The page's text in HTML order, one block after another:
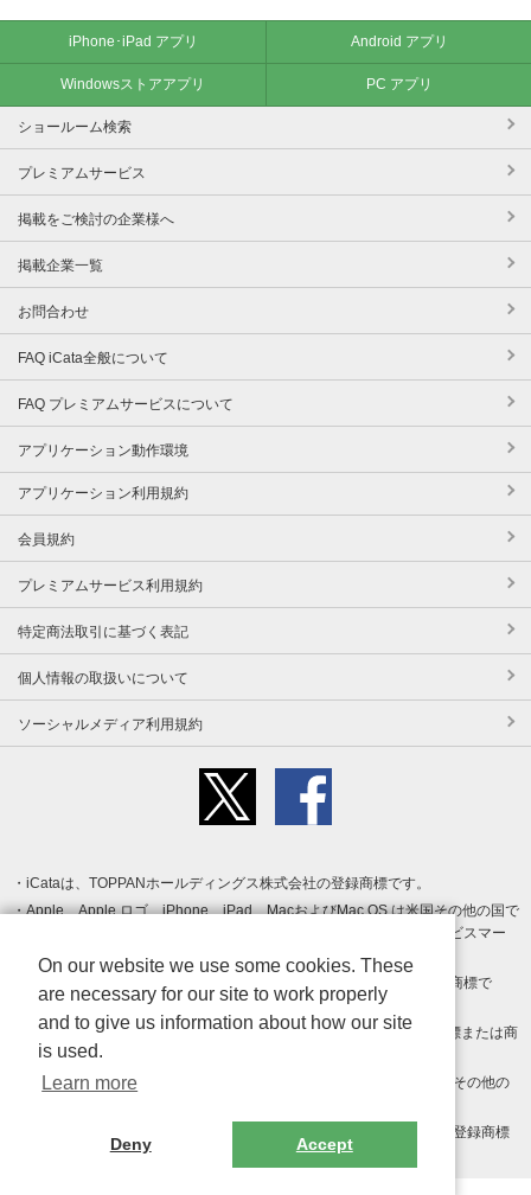
iPhone･iPad アプリ Android アプリ
Windowsストアアプリ PC アプリ
ショールーム検索
プレミアムサービス
掲載をご検討の企業様へ
掲載企業一覧
お問合わせ
FAQ iCata全般について
FAQ プレミアムサービスについて
アプリケーション動作環境
アプリケーション利用規約
会員規約
プレミアムサービス利用規約
特定商法取引に基づく表記
個人情報の取扱いについて
ソーシャルメディア利用規約
iCataは、TOPPANホールディングス株式会社の登録商標です。
Apple、Apple ロゴ、iPhone、iPad、MacおよびMac OS は米国その他の国で
登録された Apple Inc. の商標です。App Store は Apple Inc. のサービスマー
クです。
Android、Google Play および Google Play ロゴ は Google LLC の商標で
す。
Windows は Microsoft Inc.の米国およびその他の国における登録商標または商
標です。
Adobe、Adobe Reader、Adobe PDF は、Adobe Inc.の米国およびその他の
その他、記載されている会社名、商品名、ロゴは各社の商標または登録商標
On our website we use some cookies. These
are necessary for our site to work properly
and to give us information about how our site
is used.
Learn more
Deny Accept